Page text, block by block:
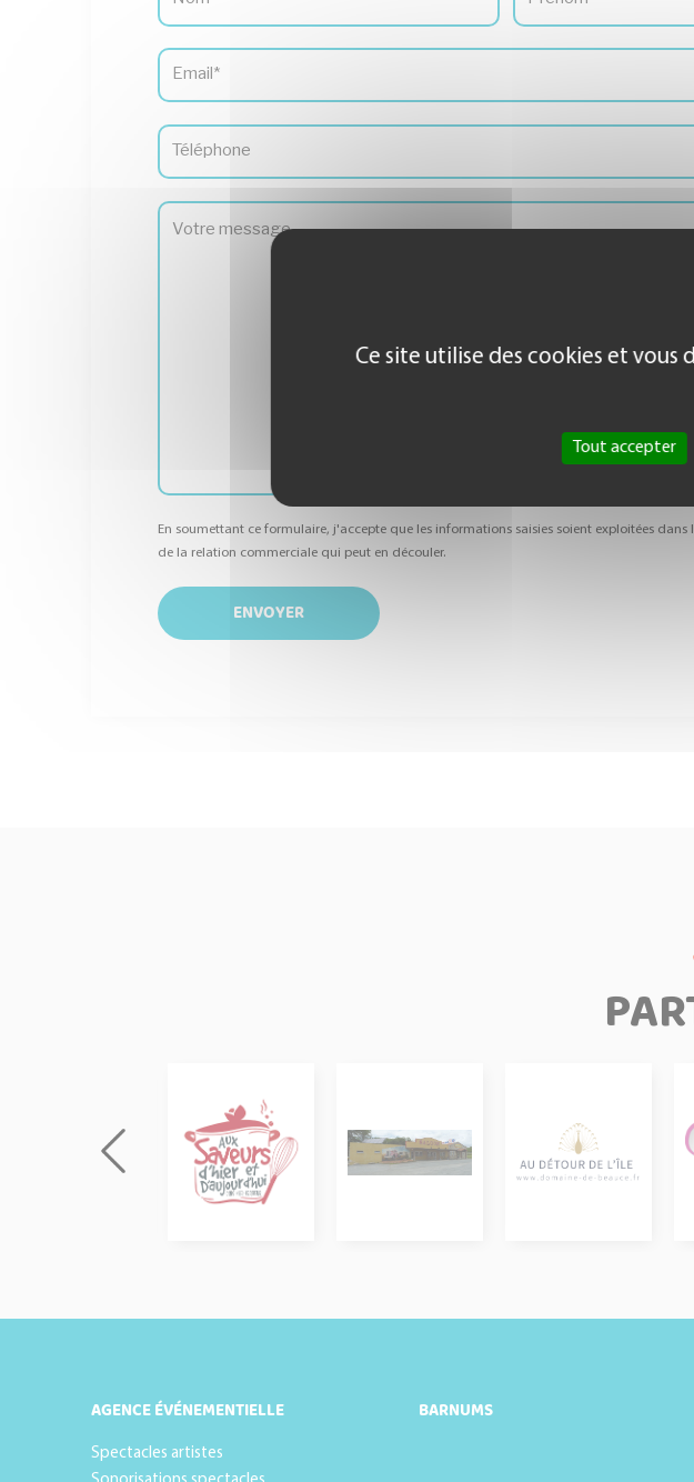
En soumettant ce formulaire, j'accepte que les informations saisies soient exploitées
de la relation commerciale qui peut en découler.
AGENCE ÉVÉNEMENTIELLE
Spectacles artistes
BARNUMS
Ce site utilise des cookies et vous
Tout accepter